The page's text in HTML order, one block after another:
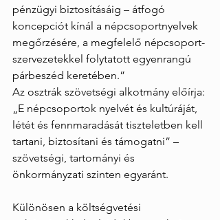
pénzügyi biztosításáig – átfogó
koncepciót kínál a népcsoportnyelvek
megőrzésére, a megfelelő népcsoport-
szervezetekkel folytatott egyenrangú
párbeszéd keretében.”
Az osztrák szövetségi alkotmány előírja:
„E népcsoportok nyelvét és kultúráját,
létét és fennmaradását tiszteletben kell
tartani, biztosítani és támogatni” –
szövetségi, tartományi és
önkormányzati szinten egyaránt.
Különösen a költségvetési